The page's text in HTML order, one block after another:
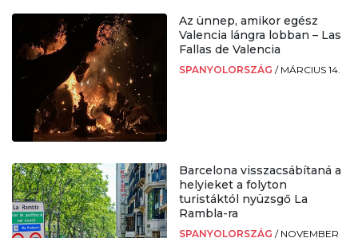
Az ünnep, amikor egész
Valencia lángra lobban – Las
Fallas de Valencia
SPANYOLORSZÁG / MÁRCIUS 14.
Barcelona visszacsábítaná a
helyieket a folyton
turistáktól nyüzsgő La
Rambla-ra
SPANYOLORSZÁG / NOVEMBER